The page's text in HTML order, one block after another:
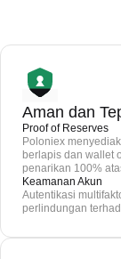
Aman dan
Proof of Reserves
Poloniex
berlapis dan wallet
penarikan 100%
Keamanan Akun
Autentikasi
perlindungan